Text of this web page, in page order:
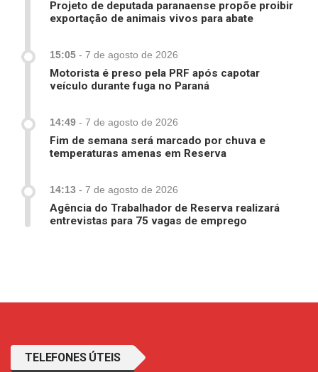
Projeto de deputada paranaense propõe proibir
exportação de animais vivos para abate
15:05 - 7 de agosto de 2026
Motorista é preso pela PRF após capotar
veículo durante fuga no Paraná
14:49 - 7 de agosto de 2026
Fim de semana será marcado por chuva e
temperaturas amenas em Reserva
14:13 - 7 de agosto de 2026
Agência do Trabalhador de Reserva realizará
entrevistas para 75 vagas de emprego
TELEFONES ÚTEIS